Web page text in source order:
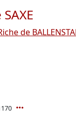
de